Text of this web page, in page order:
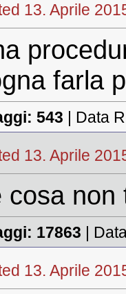
13. Aprile
farla
543 | Data
13. Aprile
cosa non
17863 |
13. Aprile